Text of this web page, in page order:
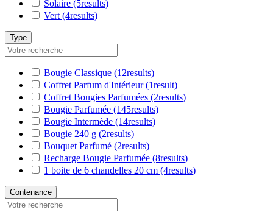
Solaire (5results)
Vert (4results)
Type
Bougie Classique (12results)
Coffret Parfum d'Intérieur(1result)
Coffret Bougies Parfumées (2results)
Bougie Parfumée (145results)
Bougie Intermède (14results)
Bougie 240 g (2results)
Bouquet Parfumé (2results)
Recharge Bougie Parfumée (8results)
1 boite de 6 chandelles 20 cm (4results)
Contenance